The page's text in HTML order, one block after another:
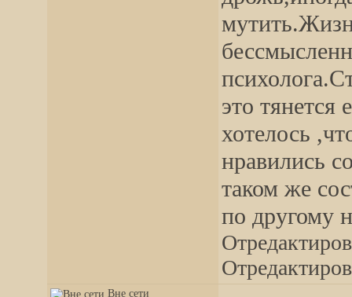
это тянется
хотелось
нравились
таком же
по другому
Вне сети